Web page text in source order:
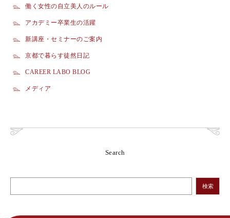
働く女性の自立美人のルール
アカデミー卒業生の活躍
新講座・セミナーのご案内
京都で暮らす徒然日記
CAREER LABO BLOG
メディア
Search
検索